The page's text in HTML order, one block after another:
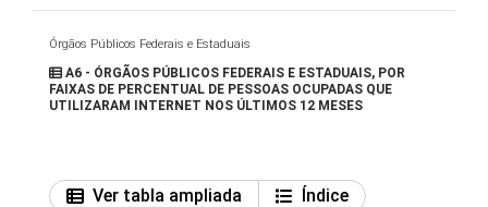
Órgãos Públicos Federais e Estaduais
A6 - ÓRGÃOS PÚBLICOS FEDERAIS E ESTADUAIS, POR
FAIXAS DE PERCENTUAL DE PESSOAS OCUPADAS QUE
UTILIZARAM INTERNET NOS ÚLTIMOS 12 MESES
Ver tabla ampliada
Índice